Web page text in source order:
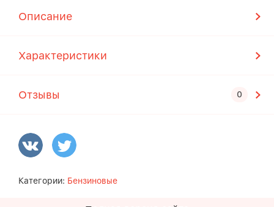
Описание
Характеристики
Отзывы
Категории: Бензиновые